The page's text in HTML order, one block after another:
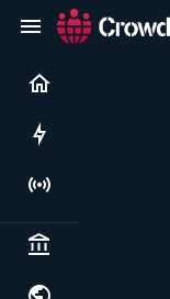
Live
Politics & institutions